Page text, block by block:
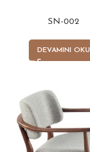
SN-002
DEVAMINI OKU